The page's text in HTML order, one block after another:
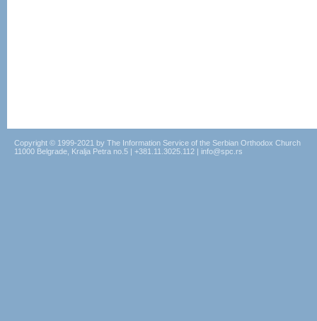
Copyright © 1999-2021 by The Information Service of the Serbian Orthodox Church
11000 Belgrade, Kralja Petra no.5 | +381.11.3025.112 | info@spc.rs